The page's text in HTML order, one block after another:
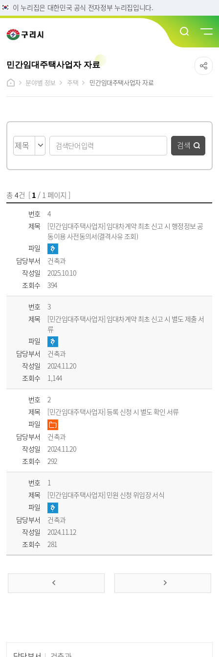
이 누리집은 대한민국 공식 전자정부 누리집입니다.
민간임대주택사업자 자료
분야별 정보
주택 민간임대주택사업자 자료
검색
총4건 [1 / 1 페이지 ]
번호
4
제목
[민간임대주택사업자] 임대차계약 최초 신고 시 행정정보 공
동이용 사전동의서(결격사유 조회)
파일
담당부서
건축과
작성일
2025.10.10
조회수
394
번호
3
제목
[민간임대주택사업자] 임대차계약 최초 신고 시 별도 제출 서
류
파일
담당부서
건축과
작성일
2024.11.20
조회수
1,144
번호
2
제목
[민간임대주택사업자] 등록 신청 시 별도 확인 서류
파일
담당부서
건축과
작성일
2024.11.20
조회수
292
번호
1
제목
[민간임대주택사업자] 민원 신청 위임장 서식
파일
담당부서
건축과
작성일
2024.11.12
조회수
281